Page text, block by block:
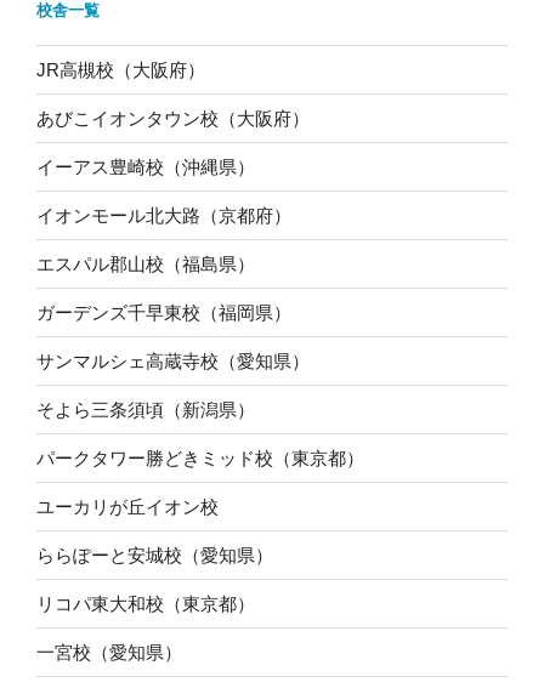
校舎一覧
JR高槻校（大阪府）
あびこイオンタウン校（大阪府）
イーアス豊崎校（沖縄県）
イオンモール北大路（京都府）
エスパル郡山校（福島県）
ガーデンズ千早東校（福岡県）
サンマルシェ高蔵寺校（愛知県）
そよら三条須頃（新潟県）
パークタワー勝どきミッド校（東京都）
ユーカリが丘イオン校
ららぽーと安城校（愛知県）
リコパ東大和校（東京都）
一宮校（愛知県）